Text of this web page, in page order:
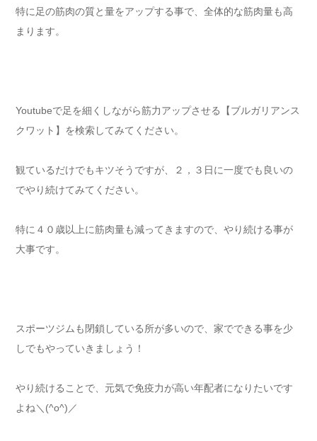
特に足の筋肉の質と量をアップする事で、全体的な筋肉量も高
まります。
Youtubeで足を細くしながら筋力アップさせる【ブルガリアンス
クワット】を検索してみてください。
観ているだけでもキツそうですが、２，３日に一度でも良いの
でやり続けてみてください。
特に４０歳以上に筋肉量も減ってきますので、やり続ける事が
大事です。
スポーツジムも閉鎖している所が多いので、家でできる事を少
しでもやっていきましょう！
やり続けることで、元気で免疫力が高い年配者になりたいです
よね＼(^o^)／